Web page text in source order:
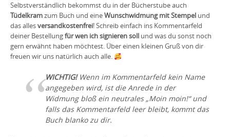
Selbstverständlich bekommst du in der Bücherstube auch
Tüdelkramzum Buch und eineWunschwidmung mit Stempel und
das allesversandkostenfrei! Schreib einfach ins Kommentarfeld
deiner Bestellungfür wen ich signieren soll und was du sonst noch
gern erwähnt haben möchtest. Über einen kleinen Gruß von dir
freuen wir uns natürlich auch alle.
WICHTIG!Wenn im Kommentarfeld kein Name
angegeben wird, ist die Anrede in der
Widmung bloß ein neutrales „Moin moin!“ und
falls das Kommentarfeld leer bleibt, kommt das
Buch blanko zu dir.